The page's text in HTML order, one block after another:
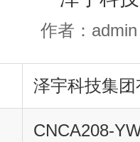
作者：
泽宇科技集团
CNCA208-